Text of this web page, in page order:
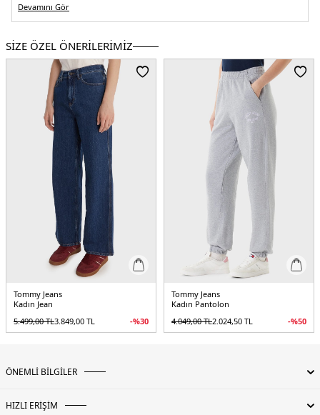
Bel:Düşük Bel
Paça Tipi:
Geniş Paça
Kalıp Bilgisi:Wide Leg Fit
Yaş Grubu:Yetişkin
Menşei: Bangladeş
Detaylar:Manşetlerde bağcık detayı
2DEDW0DW22290BDS.07
Devamını Gör
SİZE ÖZEL ÖNERİLERİMİZ
Tommy Jeans
Kadın Jean
5.499,00TL3.849,00 TL -%30
Tommy Jeans
Kadın Pantolon
4.049,00TL2.024,50 TL -%50
ÖNEMLİ BİLGİLER
HIZLI ERİŞİM